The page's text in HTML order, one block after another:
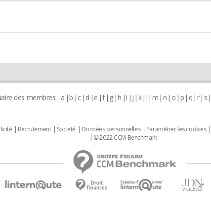
des membres : a b c d e f g h i j k l m n o p q r s
Recrutement Societé Données personnelles Paramétrer les cookies
© 2022 CCM Benchmark